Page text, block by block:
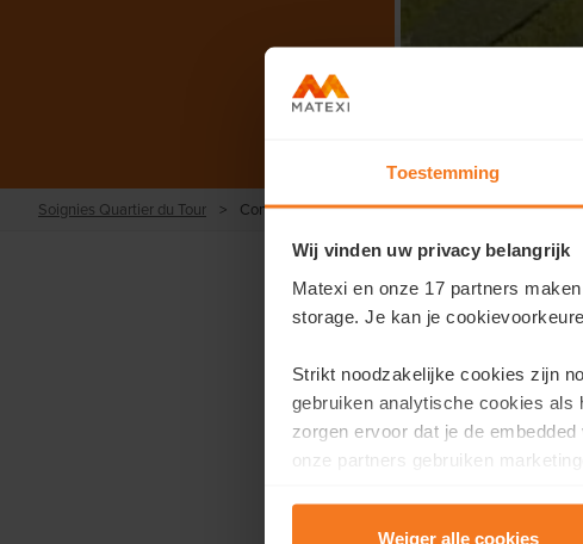
Toestemming
Wij vinden uw privacy belangrijk
Matexi en onze 17 partners
storage. Je kan je
Strikt noodzakelijke cookies zijn
gebruiken analytische cookies als
zorgen ervoor dat je de
onze partners gebruiken
Weiger alle cookies
Soignies Quartier du Tour > Contact
Vous
Remplissez